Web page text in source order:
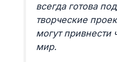
всегда готова
творческие
могут привнести
мир.